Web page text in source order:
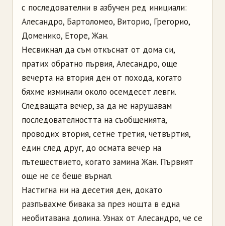
с последователни в азбучен ред инициали:
Алесандро, Бартоломео, Виторио, Грегорио,
Доменико, Еторе, Жан.
Несвикнал да съм откъснат от дома си,
пратих обратно първия, Алесандро, още
вечерта на втория ден от похода, когато
бяхме изминали около осемдесет левги.
Следващата вечер, за да не нарушавам
последователността на съобщенията,
проводих втория, сетне третия, четвъртия,
един след друг, до осмата вечер на
пътешествието, когато замина Жан. Първият
още не се беше върнал.
Настигна ни на десетия ден, докато
разпъвахме бивака за през нощта в една
необитавана долина. Узнах от Алесандро, че се